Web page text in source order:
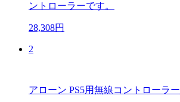
ントローラーです。
28,308円
2
アローン PS5用無線コントローラー